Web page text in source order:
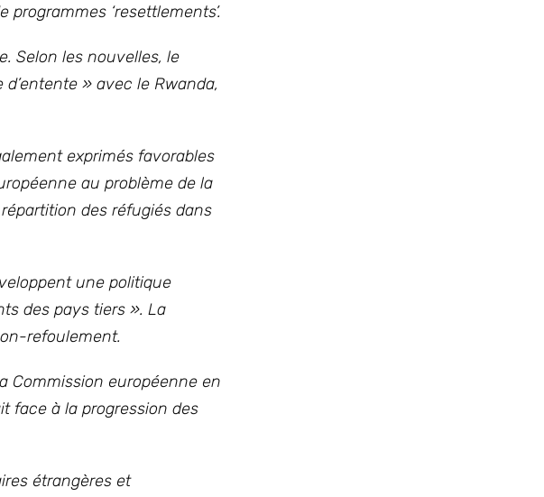
‘resettlements’.
Selon les nouvelles, le
» avec le Rwanda,
exprimés favorables
au problème de la
des réfugiés dans
une politique
des pays tiers ». La
refoulement.
Commission européenne en
face à la progression des
étrangères et